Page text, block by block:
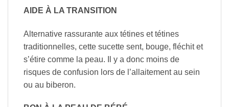
AIDE À LA TRANSITION
Alternative rassurante aux tétines et tétines
traditionnelles, cette sucette sent, bouge, fléchit et
s’étire comme la peau. Il y a donc moins de
risques de confusion lors de l’allaitement au sein
ou au biberon.